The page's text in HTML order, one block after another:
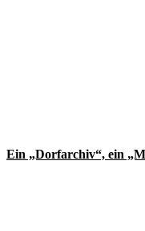
Ein „Dorfarchiv“, ein